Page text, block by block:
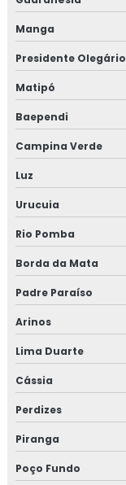
Manga
Presidente Olegário
Matipó
Baependi
Campina Verde
Luz
Urucuia
Rio Pomba
Borda da Mata
Padre Paraíso
Arinos
Lima Duarte
Cássia
Perdizes
Piranga
Poço Fundo